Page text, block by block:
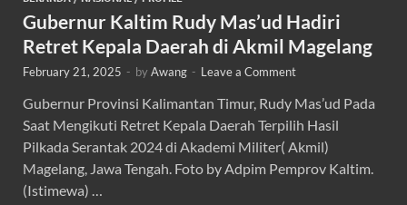
Gubernur Kaltim Rudy Mas’ud Hadiri
Retret Kepala Daerah di Akmil Magelang
February 21, 2025 - byAwang - Leave a Comment
Gubernur Provinsi Kalimantan Timur, Rudy Mas’ud Pada
Saat Mengikuti Retret Kepala Daerah Terpilih Hasil
Pilkada Serantak 2024 di Akademi Militer( Akmil)
Magelang, Jawa Tengah. Foto by Adpim Pemprov Kaltim.
(Istimewa) …